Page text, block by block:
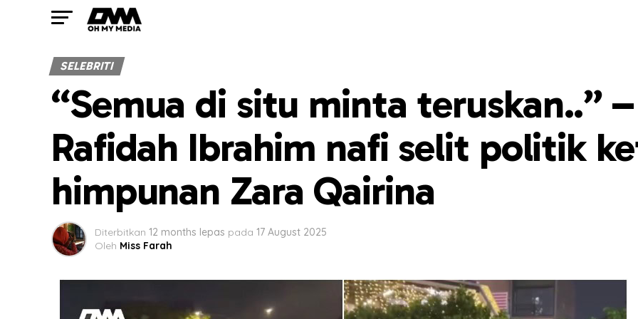
SELEBRITI
“Semua di situ minta teruskan..” –
Rafidah Ibrahim nafi selit politik
himpunan Zara Qairina
Diterbitkan 12 months lepas pada 17 August 2025
Oleh Miss Farah